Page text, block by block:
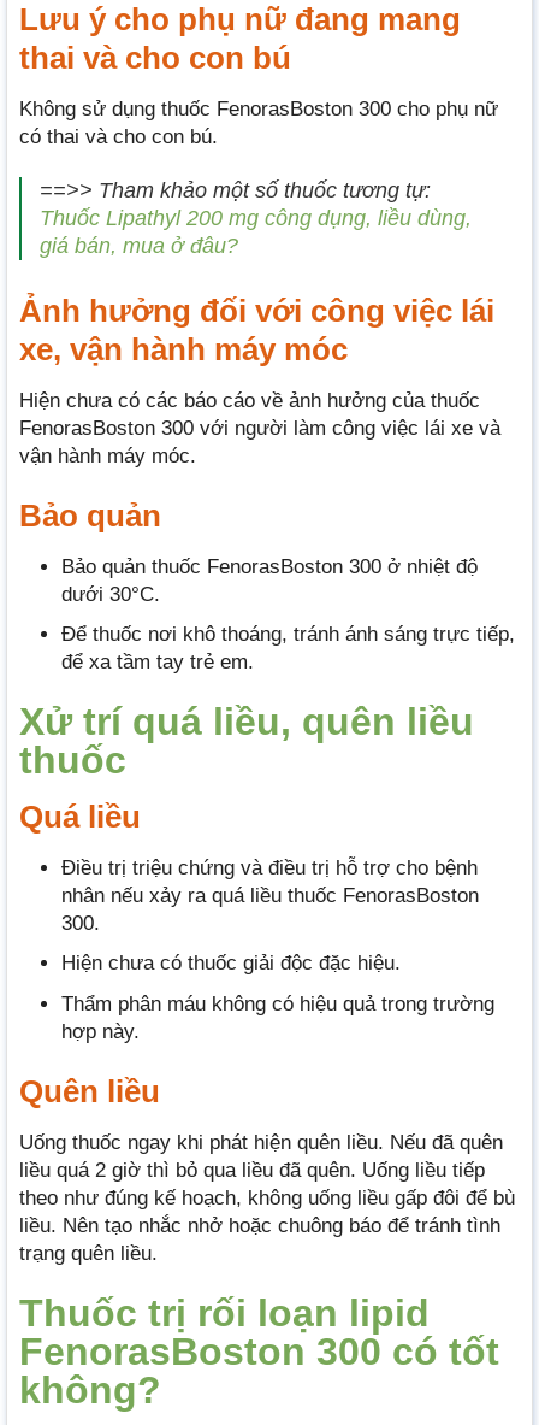
Lưu ý cho phụ nữ đang mang
thai và cho con bú
Không sử dụng thuốc FenorasBoston 300 cho phụ nữ
có thai và cho con bú.
==>> Tham khảo một số thuốc tương tự:
Thuốc Lipathyl 200 mg công dụng, liều dùng,
giá bán, mua ở đâu?
Ảnh hưởng đối với công việc lái
xe, vận hành máy móc
Hiện chưa có các báo cáo về ảnh hưởng của thuốc
FenorasBoston 300 với người làm công việc lái xe và
vận hành máy móc.
Bảo quản
Bảo quản thuốc FenorasBoston 300 ở nhiệt độ
dưới 30°C.
Để thuốc nơi khô thoáng, tránh ánh sáng trực tiếp,
để xa tầm tay trẻ em.
Xử trí quá liều, quên liều
thuốc
Quá liều
Điều trị triệu chứng và điều trị hỗ trợ cho bệnh
nhân nếu xảy ra quá liều thuốc FenorasBoston
300.
Hiện chưa có thuốc giải độc đặc hiệu.
Thẩm phân máu không có hiệu quả trong trường
hợp này.
Quên liều
Uống thuốc ngay khi phát hiện quên liều. Nếu đã quên
liều quá 2 giờ thì bỏ qua liều đã quên. Uống liều tiếp
theo như đúng kế hoạch, không uống liều gấp đôi để bù
liều. Nên tạo nhắc nhở hoặc chuông báo để tránh tình
trạng quên liều.
Thuốc trị rối loạn lipid
FenorasBoston 300 có tốt
không?